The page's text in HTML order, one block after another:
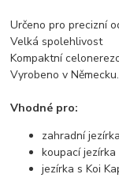
Určeno pro precizní
Velká spolehlivost
Kompaktní
Vyrobeno v Německu.
Vhodné pro:
zahradní jezírka
koupací jezírka
jezírka s Koi